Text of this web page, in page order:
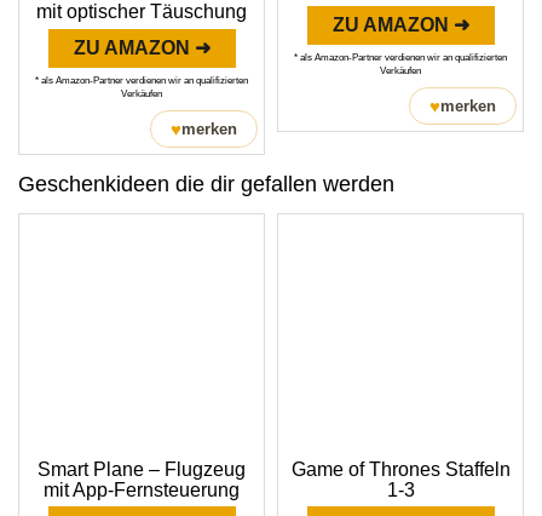
mit optischer Täuschung
ZU AMAZON ➜
* als Amazon-Partner verdienen wir an qualifizierten
Verkäufen
♥merken
ZU AMAZON ➜
* als Amazon-Partner verdienen wir an qualifizierten
Verkäufen
♥merken
Geschenkideen die dir gefallen werden
Smart Plane – Flugzeug
mit App-Fernsteuerung
Game of Thrones Staffeln
1-3